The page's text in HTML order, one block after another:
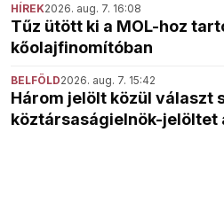
HÍREK2026. aug. 7. 16:08
Tűz ütött ki a MOL-hoz
kőolajfinomítóban
BELFÖLD2026. aug. 7. 15:42
Három jelölt közül választ
köztársaságielnök-jelöltet